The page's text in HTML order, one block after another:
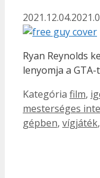
2021.12.04.
Ryan Reynolds
lenyomja a GTA-
Kategória film,
mesterséges
gépben, vígjáték,